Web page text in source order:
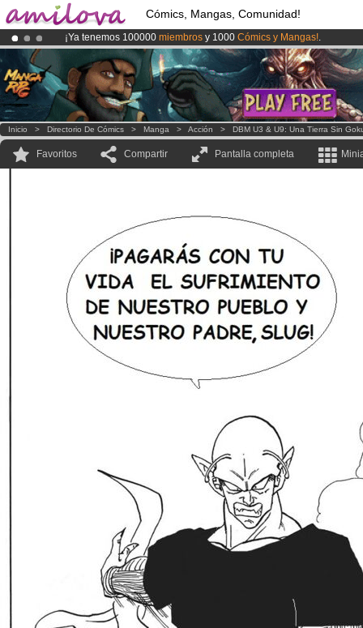
Cómics, Mangas, Comunidad!
¡Ya tenemos 100000 miembros y 1000 Cómics y Mangas!.
¡Conviertete en Premium por3.95 eurosal mes!Hazte Premium ya
El Kickstarter Amilova está desormado lanzado!.
Inicio > Directorio De Cómics > Manga > Acción > DBM U3 & U9: Una Tierra Sin
Favoritos Compartir Pantalla completa